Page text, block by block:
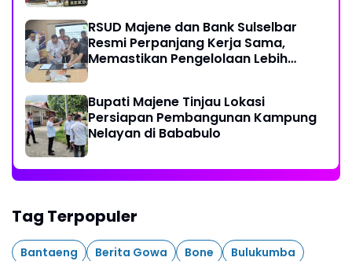
RSUD Majene dan Bank Sulselbar
Resmi Perpanjang Kerja Sama,
Memastikan Pengelolaan Lebih
Bupati Majene Tinjau Lokasi
Persiapan Pembangunan Kampung
Nelayan di Bababulo
Tag Terpopuler
Bantaeng Berita Gowa Bone
Bulukumba